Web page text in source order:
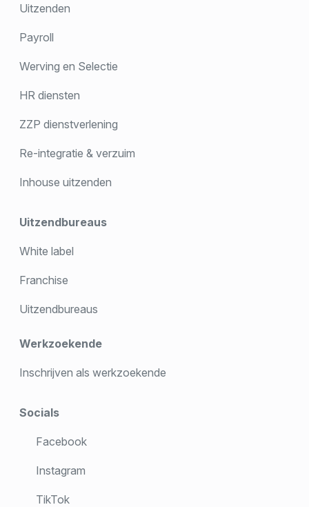
Uitzenden
Payroll
Werving en Selectie
HR diensten
ZZP dienstverlening
Re-integratie & verzuim
Inhouse uitzenden
Uitzendbureaus
White label
Franchise
Uitzendbureaus
Werkzoekende
Inschrijven als werkzoekende
Socials
Facebook
Instagram
TikTok